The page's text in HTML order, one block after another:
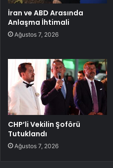
İran ve ABD Arasında
Anlaşma İhtimali
Ağustos 7, 2026
CHP’li Vekilin Şoförü
Tutuklandı
Ağustos 7, 2026